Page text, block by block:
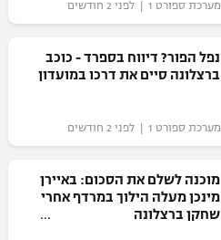
מערכת ספורט 1 | לפני 2 חודשים
נפל הפור? דיווח בספרד - כוכב
ברצלונה סיים את דרכו במועדון
מערכת ספורט 1 | לפני 2 חודשים
מוכנה לשלם את הסכום: באיירן
מינכן מעלה הילוך במרדף אחרי
שחקן ברצלונה